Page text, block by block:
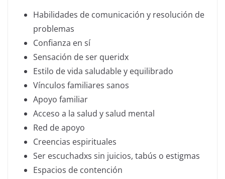
Habilidades de comunicación y resolución de
problemas
Confianza en sí
Sensación de ser queridx
Estilo de vida saludable y equilibrado
Vínculos familiares sanos
Apoyo familiar
Acceso a la salud y salud mental
Red de apoyo
Creencias espirituales
Ser escuchadxs sin juicios, tabús o estigmas
Espacios de contención